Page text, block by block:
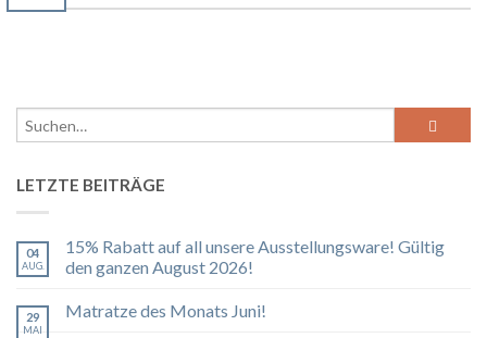
LETZTE BEITRÄGE
04
AUG.
15% Rabatt auf all unsere Ausstellungsware! Gültig
den ganzen August 2026!
29
MAI
Matratze des Monats Juni!